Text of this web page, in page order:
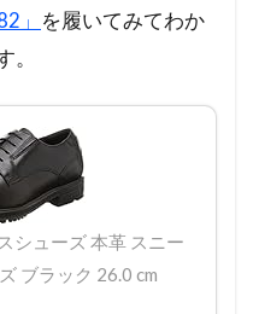
」 を履いてみてわか
シューズ 本革 スニー
ブラック 26.0 cm